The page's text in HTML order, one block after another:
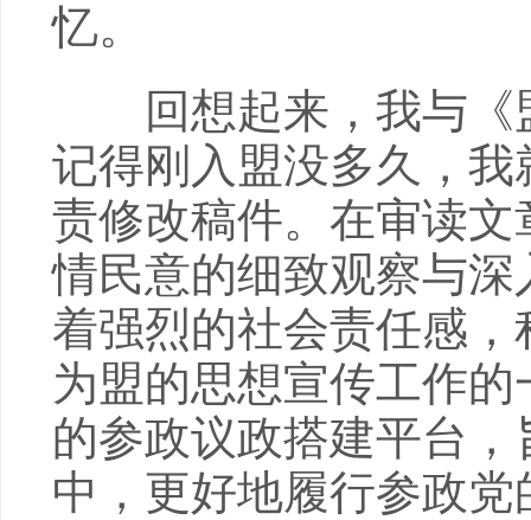
忆。
回想起来，我与《
记得刚入盟没多久，
责修改稿件。在审读
情民意的细致观察与
着强烈的社会责任感
为盟的思想宣传工作
的参政议政搭建平台
中，更好地履行参政